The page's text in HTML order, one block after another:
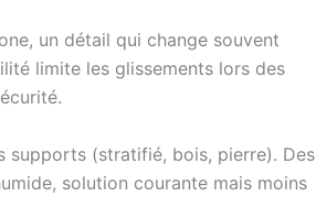
un détail qui change souvent
limite les glissements lors des
supports (stratifié, bois, pierre). Des
solution courante mais moins